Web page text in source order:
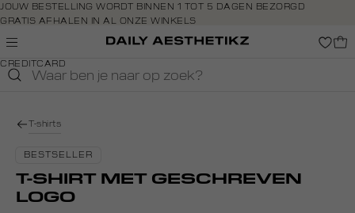
Navigeer
direct naar
de
Open de
direct
footer
JOUW BESTELLING WORDT BINNEN 1 TOT 5 DAGEN BEZORGD
GRATIS AFHALEN IN AL ONZE WINKELS
GRATIS RETOURNEREN BINNEN 14 DAGEN IN DE WINKEL
BETAAL ZOALS JIJ WILT: O.A. BANCONTACT, RIVERTY, APPLE PAY &
CREDITCARD
T-shirts
BESTSELLER
T-SHIRT MET GESCHREVEN
LOGO